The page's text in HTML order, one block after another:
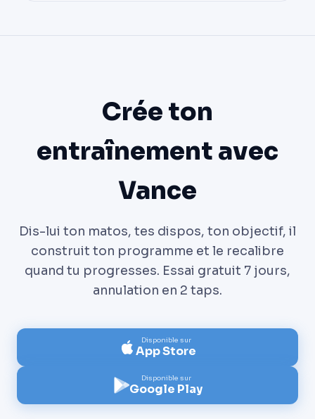
Crée ton
entraînement avec
Vance
Dis-lui ton matos, tes dispos, ton objectif, il
construit ton programme et le recalibre
quand tu progresses. Essai gratuit 7 jours,
annulation en 2 taps.
Disponible sur
App Store
Disponible sur
Google Play